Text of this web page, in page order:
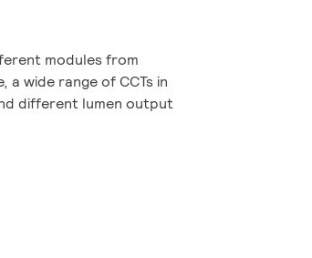
modules from
wide range of CCTs in
different lumen output